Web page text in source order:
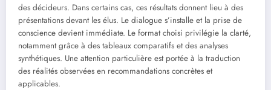
des décideurs. Dans certains cas, ces résultats donnent lieu à des
présentations devant les élus. Le dialogue s’installe et la prise de
conscience devient immédiate. Le format choisi privilégie la clarté,
notamment grâce à des tableaux comparatifs et des analyses
synthétiques. Une attention particulière est portée à la traduction
des réalités observées en recommandations concrètes et
applicables.